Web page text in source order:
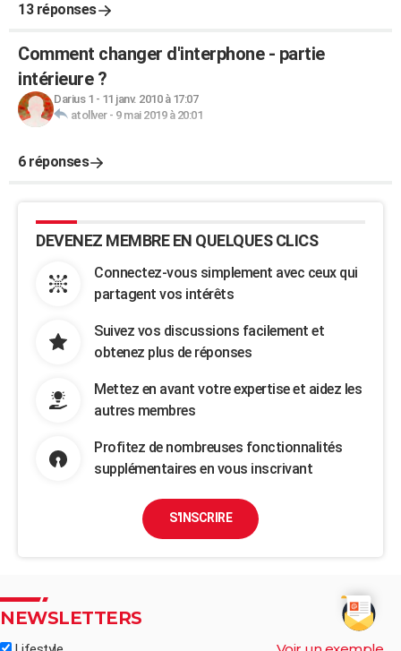
13 réponses
Comment changer d'interphone - partie
intérieure ?
Darius 1 - 11 janv. 2010 à 17:07
atollver- 9 mai 2019 à 20:01
6 réponses
DEVENEZ MEMBRE EN QUELQUES CLICS
Connectez-vous simplement avec ceux qui
partagent vos intérêts
Suivez vos discussions facilement et
obtenez plus de réponses
Mettez en avant votre expertise et aidez les
autres membres
Profitez de nombreuses fonctionnalités
supplémentaires en vous inscrivant
S'INSCRIRE
NEWSLETTERS